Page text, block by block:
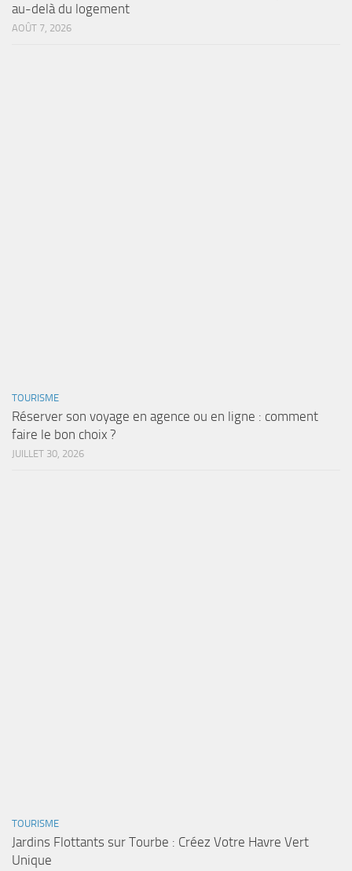
au-delà du logement
AOÛT 7, 2026
TOURISME
Réserver son voyage en agence ou en ligne : comment
faire le bon choix ?
JUILLET 30, 2026
TOURISME
Jardins Flottants sur Tourbe : Créez Votre Havre Vert
Unique